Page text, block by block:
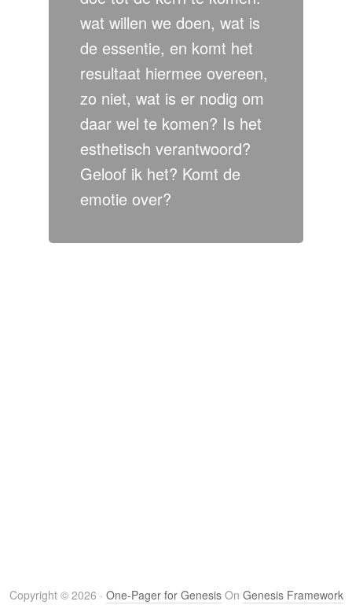
wat willen we doen, wat is
de essentie, en komt het
resultaat hiermee overeen,
zo niet, wat is er nodig om
daar wel te komen? Is het
esthetisch verantwoord?
Geloof ik het? Komt de
emotie over?
Copyright © 2026 · One-Pager for GenesisOn Genesis Framework